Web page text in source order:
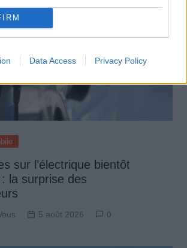
Data Access Privacy Policy
sur l’électrique bientôt
la surprise des
5 août 2026 0